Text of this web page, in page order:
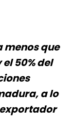
menos que
el 50% del
a lo